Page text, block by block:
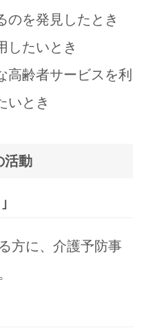
のを発見したとき
したいとき
高齢者サービスを利
いとき
活動
方に、介護予防事